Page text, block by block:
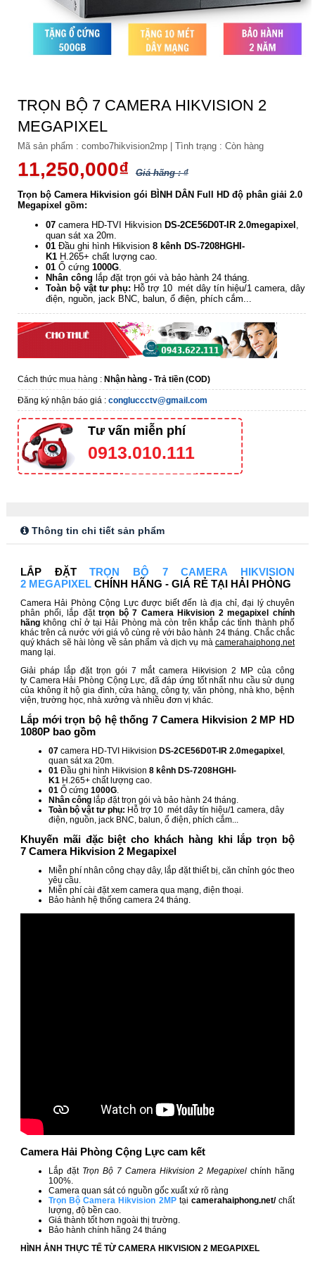
TRỌN BỘ 7 CAMERA HIKVISION 2
MEGAPIXEL
Mã sản phẩm : combo7hikvision2mp | Tình trạng : Còn hàng
11,250,000₫ Giá hãng : ₫
Trọn bộ Camera Hikvision gói BÌNH DÂN Full HD độ phân giải 2.0
Megapixel gồm:
07 camera HD-TVI Hikvision DS-2CE56D0T-IR 2.0megapixel
quan sát xa 20m.
01Đầu ghi hình Hikvision8 kênh DS-7208HGHI-
K1H.265+ chất lượng cao.
01Ổ cứng 1000G.
Nhân công lắp đặt trọn gói và bảo hành 24 tháng.
Toàn bộ vật tư phụ: Hỗ trợ 10 mét dây tín hiệu/1 camera, dây
điện, nguồn, jack BNC, balun, ổ điện, phích cắm...
Cách thức mua hàng : Nhận hàng - Trả tiền (COD)
Đăng ký nhận báo giá : congluccctv@gmail.com
Tư vấn miễn phí
0913.010.111
Thông tin chi tiết sản phẩm
LẮP ĐẶTTRỌN BỘ 7 CAMERA HIKVISION
2 MEGAPIXELCHÍNH HÃNG - GIÁ RẺ TẠI HẢI PHÒNG
Camera Hải Phòng Cộng Lực được biết đến là địa chỉ, đại lý chuyên
phân phối, lắp đặttrọn bộ 7 Camera Hikvision 2 megapixel chính
hãngkhông chỉ ở tại Hải Phòng mà còn trên khắp các tỉnh thành phố
khác trên cả nước với giá vô cùng rẻ với bảo hành 24 tháng. Chắc chắc
quý khách sẽ hài lòng về sản phẩm và dịch vụ mà camerahaiphong.net
mang lại.
Giải pháp lắp đặt trọn gói 7 mắt camera Hikvision 2 MP của công
ty Camera Hải Phòng Cộng Lực, đã đáp ứng tốt nhất nhu cầu sử dụng
của không ít hộ gia đình, cửa hàng, công ty, văn phòng, nhà kho, bệnh
viện, trường học, nhà xưởng và nhiều đơn vị khác.
Lắp mới trọn bộ hệ thống 7 Camera Hikvision 2 MP HD
1080P bao gồm
07 camera HD-TVI Hikvision DS-2CE56D0T-IR 2.0megapixel ,
quan sát xa 20m.
01Đầu ghi hình Hikvision 8 kênh DS-7208HGHI-
K1H.265+ chất lượng cao.
01Ổ cứng 1000G.
Nhân cônglắp đặt trọn gói và bảo hành 24 tháng.
Toàn bộ vật tư phụ: Hỗ trợ 10 mét dây tín hiệu/1 camera, dây
điện, nguồn, jack BNC, balun, ổ điện, phích cắm...
Khuyến mãi đặc biệt cho khách hàng khi lắp trọn bộ
7 Camera Hikvision 2 Megapixel
Miễn phí nhân công chạy dây, lắp đặt thiết bị, căn chỉnh góc theo
yêu cầu.
Miễn phí cài đặt xem camera qua mạng, điện thoại.
Bảo hành hệ thống camera 24 tháng.
Camera Hải Phòng Cộng Lực cam kết
Lắp đặt Trọn Bộ 7 Camera Hikvision 2 Megapixel chính hãng
100%.
Camera quan sát có nguồn gốc xuất xứ rõ ràng
Trọn Bộ Camera Hikvision 2MPtại camerahaiphong.net/chất
lượng, độ bền cao.
Giá thành tốt hơn ngoài thị trường.
Bảo hành chính hãng 24 tháng
HÌNH ẢNH THỰC TẾ TỪ CAMERA HIKVISION 2 MEGAPIXEL